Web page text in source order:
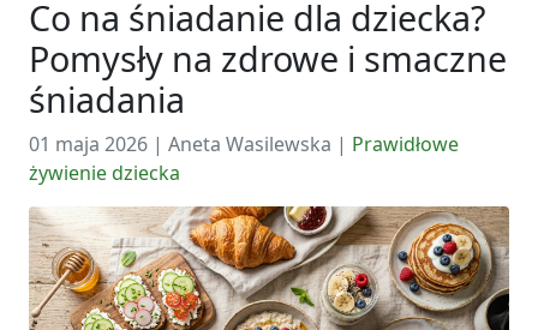
Co na śniadanie dla dziecka?
Pomysły na zdrowe i smaczne
śniadania
01 maja 2026 | Aneta Wasilewska | Prawidłowe
żywienie dziecka